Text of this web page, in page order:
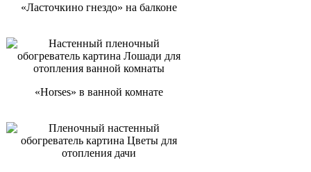
«Ласточкино гнездо» на балконе
«Horses» в ванной комнате